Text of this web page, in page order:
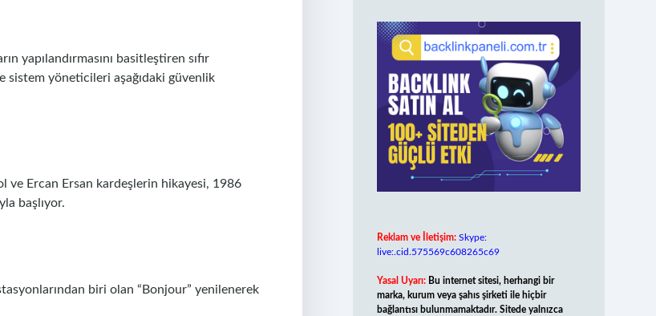
yapılandırmasını basitleştiren sıfır
sistem yöneticileri aşağıdaki güvenlik
ve Ercan Ersan kardeşlerin hikayesi, 1986
başlıyor.
biri olan “Bonjour” yenilenerek
Reklam ve İletişim: Skype:
live:.cid.575569c608265c69
Yasal Uyarı: Bu internet sitesi, herhangi bir
marka, kurum veya şahıs şirketi ile hiçbir
bağlantısı bulunmamaktadır. Sitede yalnızca